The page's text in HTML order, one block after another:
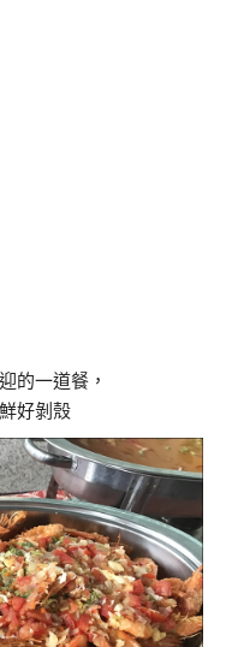
的一道餐，
好剝殼